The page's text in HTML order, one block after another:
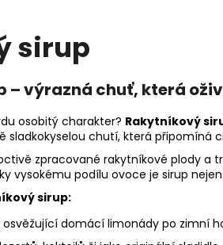
sirup
– výrazná chuť, která
osobitý charakter? Rakytníkový
sladkokyselou chutí, která připomíná
zpracované rakytníkové plody a
vysokému podílu ovoce je sirup
sirup:
domácí limonády po zimní